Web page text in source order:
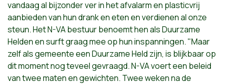
vandaag al bijzonder ver in het afvalarm en plasticvrij
aanbieden van hun drank en eten en verdienen al onze
steun. Het N-VA bestuur benoemt hen als Duurzame
Helden en surft graag mee op hun inspanningen. "Maar
zelf als gemeente een Duurzame Held zijn, is blijkbaar op
dit moment nog teveel gevraagd. N-VA voert een beleid
van twee maten en gewichten. Twee weken na de